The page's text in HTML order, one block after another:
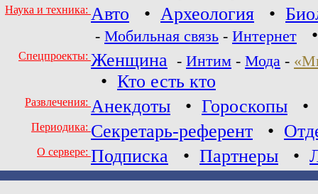
Наука и техника: Авто • Археология •
- Мобильная связь - Интернет
Спецпроекты: Женщина - Интим - Мода -
• Кто есть кто
Развлечения: Анекдоты • Гороскопы •
Периодика: Секретарь-референт •
О сервере: Подписка • Партнеры •